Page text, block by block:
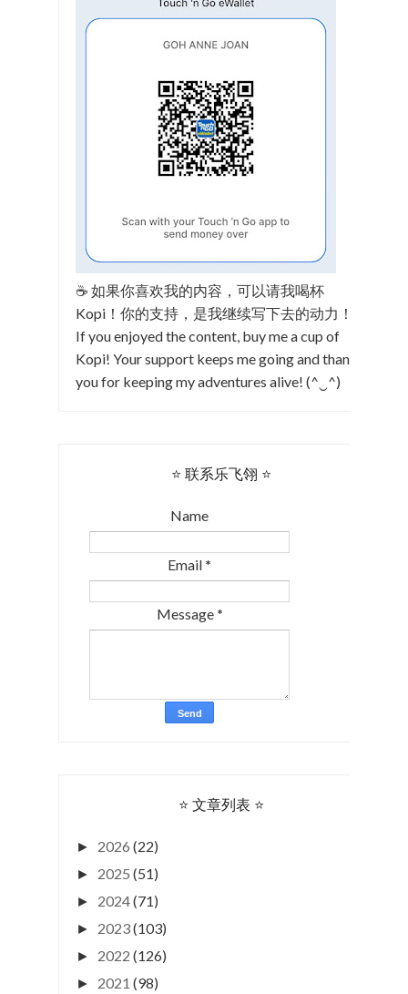
☕ 如果你喜欢我的内容，可以请我喝杯
Kopi！你的支持，是我继续写下去的动力！
If you enjoyed the content, buy me a cup of
Kopi! Your support keeps me going and thank
you for keeping my adventures alive! (^‿^)
⭐ 联系乐飞翎 ⭐
Name
Email *
Message *
⭐ 文章列表 ⭐
► 2026 (22)
► 2025 (51)
► 2024(71)
► 2023(103)
► 2022 (126)
► 2021 (98)